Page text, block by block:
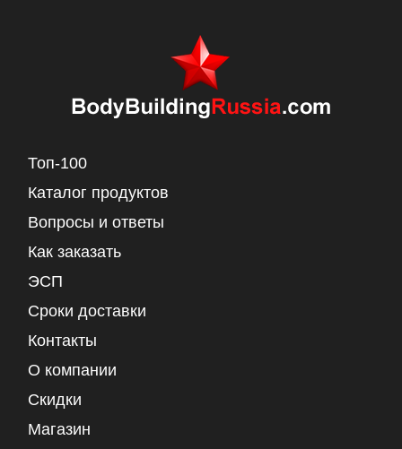
Топ-100
Каталог продуктов
Вопросы и ответы
Как заказать
ЭСП
Сроки доставки
Контакты
О компании
Скидки
Магазин